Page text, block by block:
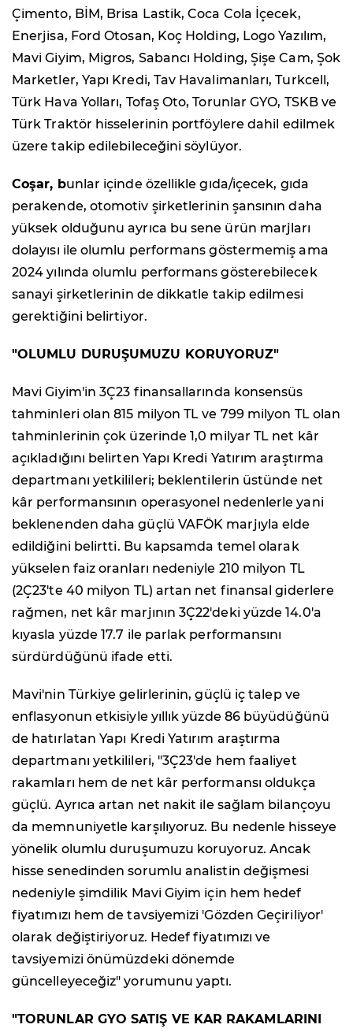
Çimento, BİM, Brisa Lastik, Coca Cola İçecek,
Enerjisa, Ford Otosan, Koç Holding, Logo Yazılım,
Mavi Giyim, Migros, Sabancı Holding, Şişe Cam, Şok
Marketler, Yapı Kredi, Tav Havalimanları, Turkcell,
Türk Hava Yolları, Tofaş Oto, Torunlar GYO, TSKB ve
Türk Traktör hisselerinin portföylere dahil edilmek
üzere takip edilebileceğini söylüyor.
Coşar, bunlar içinde özellikle gıda/içecek, gıda
perakende, otomotiv şirketlerinin şansının daha
yüksek olduğunu ayrıca bu sene ürün marjları
dolayısı ile olumlu performans göstermemiş ama
2024 yılında olumlu performans gösterebilecek
sanayi şirketlerinin de dikkatle takip edilmesi
gerektiğini belirtiyor.
"OLUMLU DURUŞUMUZU KORUYORUZ"
Mavi Giyim'in 3Ç23 finansallarında konsensüs
tahminleri olan 815 milyon TL ve 799 milyon TL olan
tahminlerinin çok üzerinde 1,0 milyar TL net kâr
açıkladığını belirten Yapı Kredi Yatırım araştırma
departmanı yetkilileri; beklentilerin üstünde net
kâr performansının operasyonel nedenlerle yani
beklenenden daha güçlü VAFÖK marjıyla elde
edildiğini belirtti. Bu kapsamda temel olarak
yükselen faiz oranları nedeniyle 210 milyon TL
(2Ç23'te 40 milyon TL) artan net finansal giderlere
rağmen, net kâr marjının 3Ç22'deki yüzde 14.0'a
kıyasla yüzde 17.7 ile parlak performansını
sürdürdüğünü ifade etti.
Mavi'nin Türkiye gelirlerinin, güçlü iç talep ve
enflasyonun etkisiyle yıllık yüzde 86 büyüdüğünü
de hatırlatan Yapı Kredi Yatırım araştırma
departmanı yetkilileri, "3Ç23'de hem faaliyet
rakamları hem de net kâr performansı oldukça
güçlü. Ayrıca artan net nakit ile sağlam bilançoyu
da memnuniyetle karşılıyoruz. Bu nedenle hisseye
yönelik olumlu duruşumuzu koruyoruz. Ancak
hisse senedinden sorumlu analistin değişmesi
nedeniyle şimdilik Mavi Giyim için hem hedef
fiyatımızı hem de tavsiyemizi 'Gözden Geçiriliyor'
olarak değiştiriyoruz. Hedef fiyatımızı ve
tavsiyemizi önümüzdeki dönemde
güncelleyeceğiz" yorumunu yaptı.
"TORUNLAR GYO SATIŞ VE KAR RAKAMLARINI